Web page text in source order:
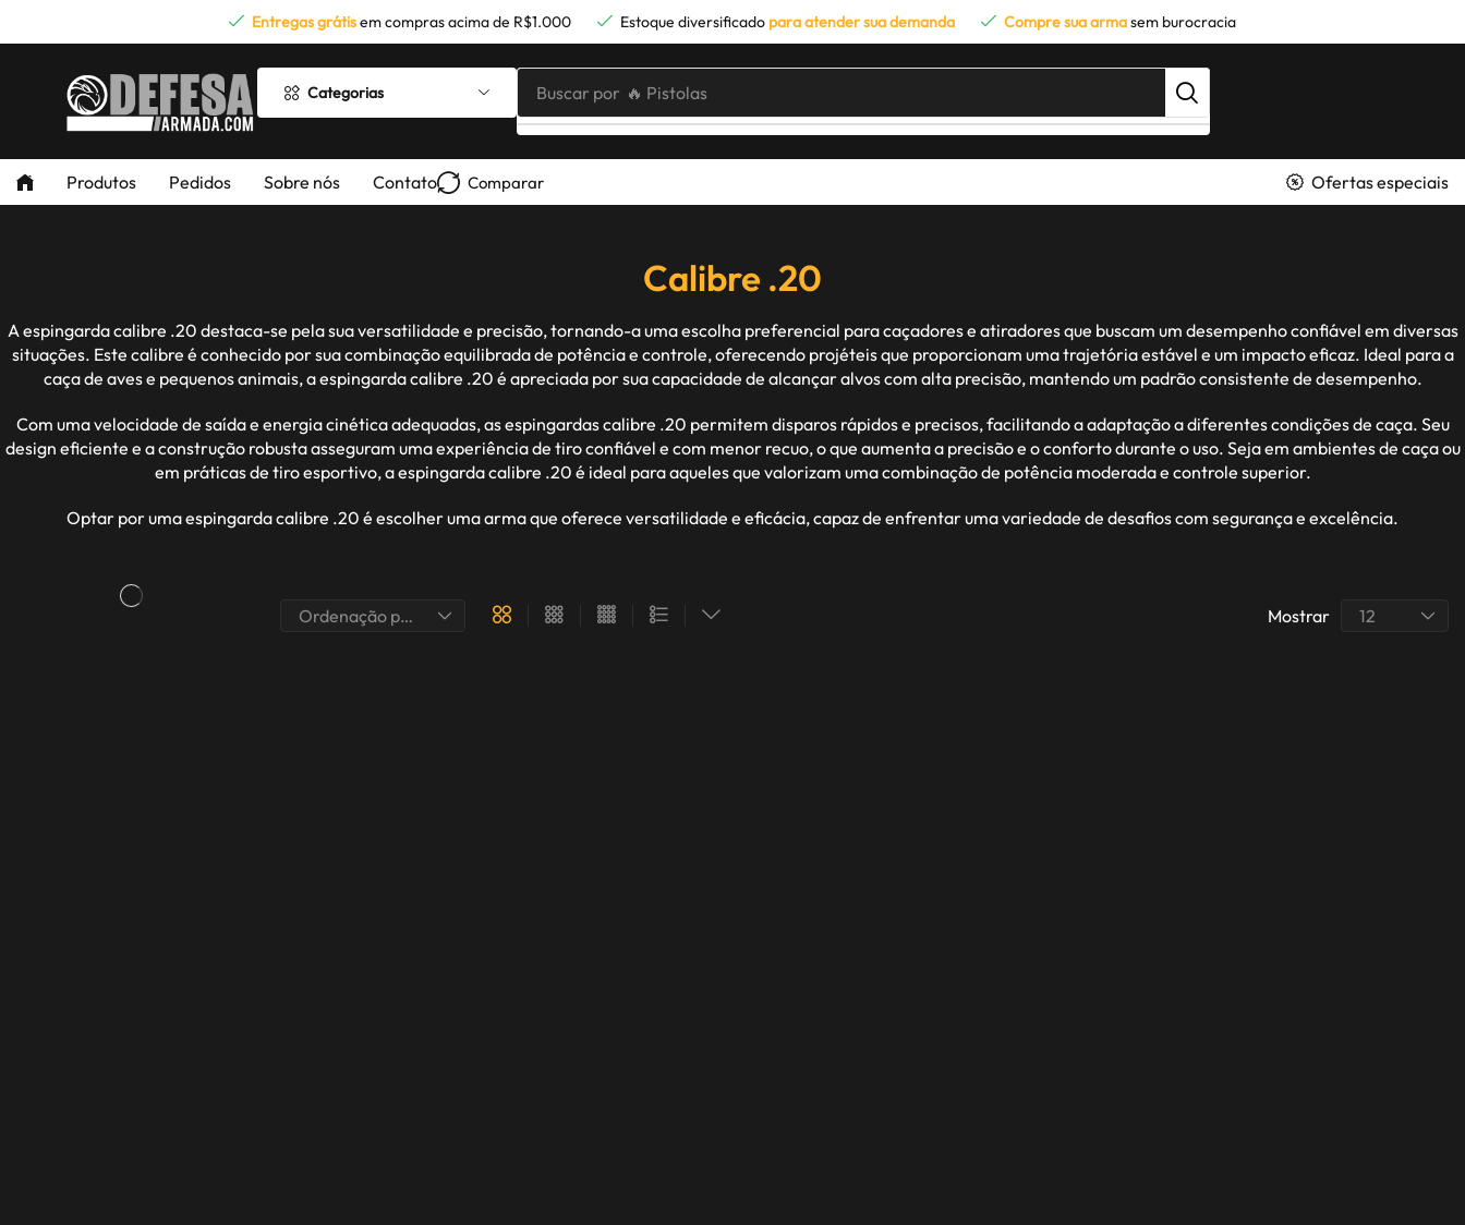
Entregas grátisem compras acima de R$1.000 Estoque diversificado para atender sua demanda Compre sua armasem burocracia
Categorias Buscar por 🔥 Pistolas
Produtos Pedidos Sobre nós Contato Comparar Ofertas especiais
Calibre .20
A espingarda calibre .20 destaca-se pela sua versatilidade e precisão, tornando-a uma escolha preferencial para caçadores e atiradores que buscam um desempenho confiável em diversas
situações. Este calibre é conhecido por sua combinação equilibrada de potência e controle, oferecendo projéteis que proporcionam uma trajetória estável e um impacto eficaz. Ideal para a
caça de aves e pequenos animais, a espingarda calibre .20 é apreciada por sua capacidade de alcançar alvos com alta precisão, mantendo um padrão consistente de desempenho.
Com uma velocidade de saída e energia cinética adequadas, as espingardas calibre .20 permitem disparos rápidos e precisos, facilitando a adaptação a diferentes condições de caça. Seu
design eficiente e a construção robusta asseguram uma experiência de tiro confiável e com menor recuo, o que aumenta a precisão e o conforto durante o uso. Seja em ambientes de caça ou
em práticas de tiro esportivo, a espingarda calibre .20 é ideal para aqueles que valorizam uma combinação de potência moderada e controle superior.
Optar por uma espingarda calibre .20 é escolher uma arma que oferece versatilidade e eficácia, capaz de enfrentar uma variedade de desafios com segurança e excelência.
Mostrar